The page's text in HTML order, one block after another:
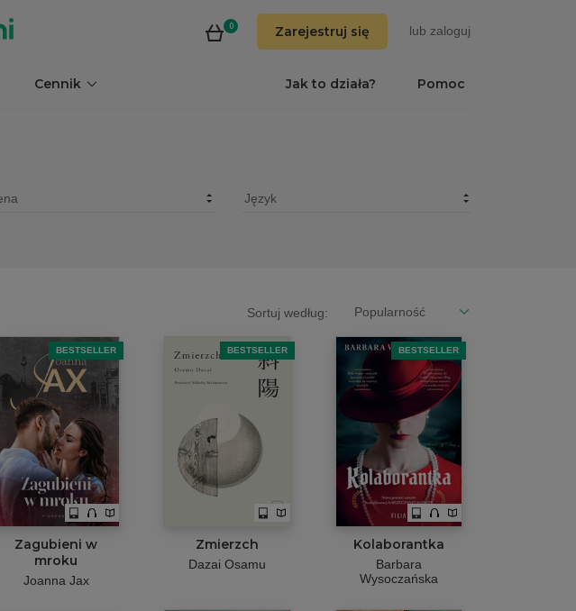
0 Zarejestruj się lub zaloguj
Cennik Pomoc
Jak to działa?
Sortuj według:
BESTSELLER
Zagubieni w
mroku
Joanna Jax
BESTSELLER
Zmierzch
Dazai Osamu
BESTSELLER
Kolaborantka
Barbara
Wysoczańska